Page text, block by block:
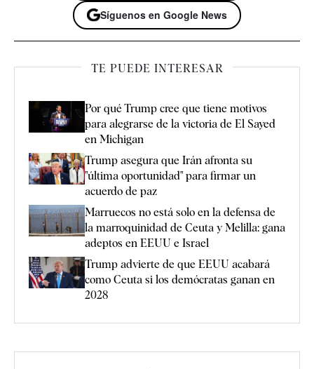
Síguenos en Google News
TE PUEDE INTERESAR
Por qué Trump cree que tiene motivos
para alegrarse de la victoria de El Sayed
en Michigan
Trump asegura que Irán afronta su
"última oportunidad" para firmar un
acuerdo de paz
Marruecos no está solo en la defensa de
la marroquinidad de Ceuta y Melilla: gana
adeptos en EEUU e Israel
Trump advierte de que EEUU acabará
como Ceuta si los demócratas ganan en
2028